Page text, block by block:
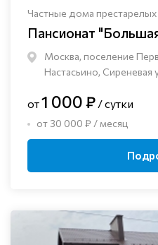
Частные дома
Пансионат
Москва, поселение
Настасьино, Сиреневая
от1 000 ₽ / сутки
от 30 000 ₽ / месяц